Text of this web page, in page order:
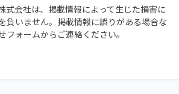
式会社は、掲載情報によって生じた損害に
負いません。掲載情報に誤りがある場合な
フォームからご連絡ください。